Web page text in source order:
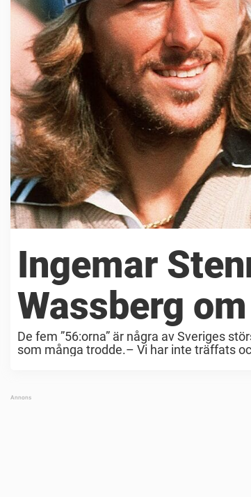
Ingemar
Wassberg
De fem ”56:orna” är några av Sveriges
som många trodde.– Vi har inte träffats